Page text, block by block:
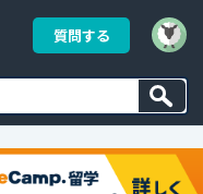
質問する